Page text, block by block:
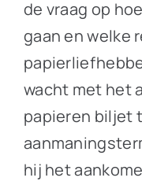
de vraag op
gaan en welke
wacht met het
papieren biljet
hij het